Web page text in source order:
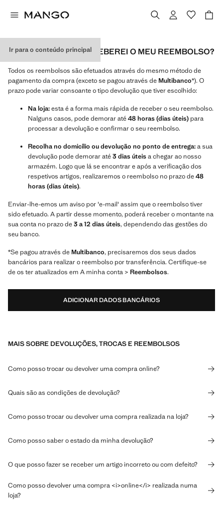
Ir para o conteúdo principal
COMO E QUANDO RECEBEREI O MEU REEMBOLSO?
Todos os reembolsos são efetuados através do mesmo método de
pagamento da compra (exceto se pagou através de Multibanco*). O
prazo pode variar consoante o tipo devolução que tiver escolhido:
Na loja:esta é a forma mais rápida de receber o seu reembolso.
Nalguns casos, pode demorar até48 horas (dias úteis) para
processar a devolução e confirmar o seu reembolso.
Recolha no domicílio ou devolução no ponto de entrega:a sua
devolução pode demorar até3 dias úteisa chegar ao nosso
armazém. Logo que lá se encontrar e após a verificação dos
respetivos artigos, realizaremos o reembolso no prazo de48
horas (dias úteis).
Enviar-lhe-emos um aviso por 'e-mail' assim que o reembolso tiver
sido efetuado. A partir desse momento, poderá receber o montante na
sua conta no prazo de3 a 12 dias úteis, dependendo das gestões do
seu banco.
*Se pagou através de Multibanco, precisaremos dos seus dados
bancários para realizar o reembolso por transferência. Certifique-se
de os ter atualizados em A minha conta > Reembolsos.
ADICIONAR DADOS BANCÁRIOS
MAIS SOBRE DEVOLUÇÕES, TROCAS E REEMBOLSOS
Como posso trocar ou devolver uma compra online?
Quais são as condições de devolução?
Como posso trocar ou devolver uma compra realizada na loja?
Como posso saber o estado da minha devolução?
O que posso fazer se receber um artigo incorreto ou com defeito?
Como posso devolver uma compra <i>online</i> realizada numa
loja?